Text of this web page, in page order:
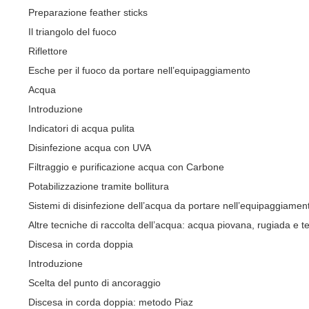
Preparazione feather sticks
Il triangolo del fuoco
Riflettore
Esche per il fuoco da portare nell’equipaggiamento
Acqua
Introduzione
Indicatori di acqua pulita
Disinfezione acqua con UVA
Filtraggio e purificazione acqua con Carbone
Potabilizzazione tramite bollitura
Sistemi di disinfezione dell’acqua da portare
Altre tecniche di raccolta dell’acqua: acqua piovana, rugiada e
Discesa in corda doppia
Introduzione
Scelta del punto di ancoraggio
Discesa in corda doppia: metodo Piaz